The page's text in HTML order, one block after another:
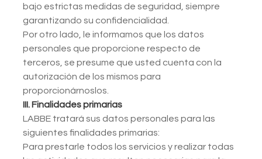
bajo estrictas medidas de seguridad, siempre
garantizando su confidencialidad.
Por otro lado, le informamos que los datos
personales que proporcione respecto de
terceros, se presume que usted cuenta con la
autorización de los mismos para
proporcionárnoslos.
III. Finalidades primarias
LABBE tratará sus datos personales para las
siguientes finalidades primarias:
Para prestarle todos los servicios y realizar todas